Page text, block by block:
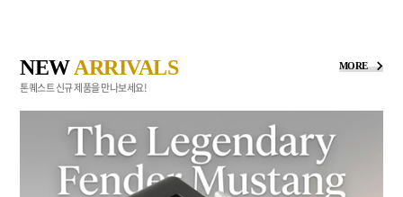
NEWARRIVALS MORE
톤퀘스트 신규 제품을 만나보세요!